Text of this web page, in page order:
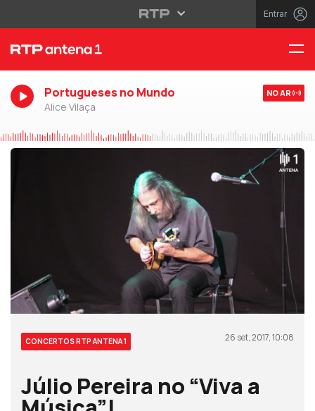
Entrar
Portugueses no Mundo
Alice Vilaça
NO AR
CONCERTOS RTP ANTENA 1 26 set, 2017, 10:08
Júlio Pereira no “Viva a